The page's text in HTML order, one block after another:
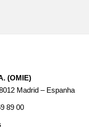
da REER:
(OMIE)
Madrid – Espanha
89 00